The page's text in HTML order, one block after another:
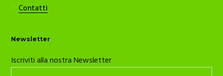
Contatti
Newsletter
Iscriviti alla nostra Newsletter